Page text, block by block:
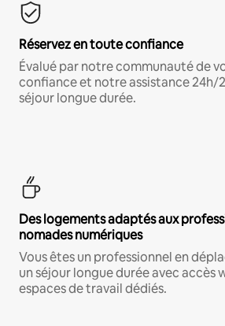
Réservez en toute confiance
Évalué par notre communauté de
confiance et notre assistance 24h/
séjour longue durée.
Des logements adaptés aux
nomades numériques
Vous êtes un professionnel en
un séjour longue durée avec accès
espaces de travail dédiés.